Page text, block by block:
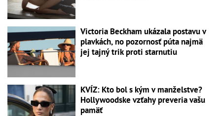
Victoria Beckham ukázala postavu v
plavkách, no pozornosť púta najmä
jej tajný trik proti starnutiu
KVÍZ: Kto bol s kým v manželstve?
Hollywoodske vzťahy preveria vašu
pamäť